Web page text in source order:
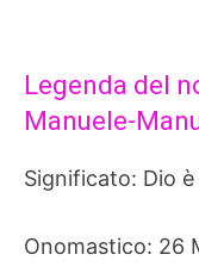
Legenda del
Manuele-
Significato: Dio
Onomastico: 26